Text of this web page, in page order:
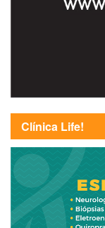
Clínica Life!